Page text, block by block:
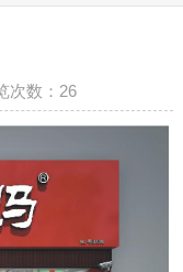
数： 26